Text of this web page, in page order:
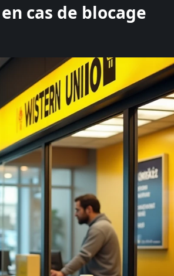
cas de blocage